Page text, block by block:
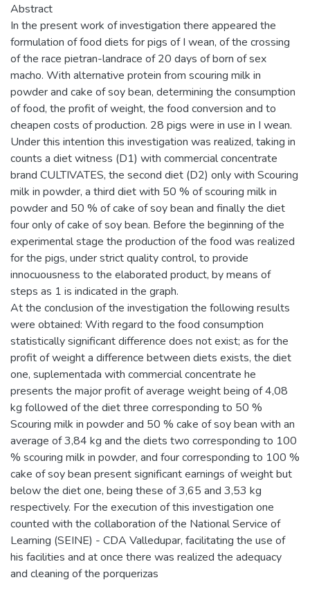
Abstract
In the present work of investigation there appeared the
formulation of food diets for pigs of I wean, of the crossing
of the race pietran-landrace of 20 days of born of sex
macho. With alternative protein from scouring milk in
powder and cake of soy bean, determining the consumption
of food, the profit of weight, the food conversion and to
cheapen costs of production. 28 pigs were in use in I wean.
Under this intention this investigation was realized, taking in
counts a diet witness (D1) with commercial concentrate
brand CULTIVATES, the second diet (D2) only with Scouring
milk in powder, a third diet with 50 % of scouring milk in
powder and 50 % of cake of soy bean and finally the diet
four only of cake of soy bean. Before the beginning of the
experimental stage the production of the food was realized
for the pigs, under strict quality control, to provide
innocuousness to the elaborated product, by means of
steps as 1 is indicated in the graph.
At the conclusion of the investigation the following results
were obtained: With regard to the food consumption
statistically significant difference does not exist; as for the
profit of weight a difference between diets exists, the diet
one, suplementada with commercial concentrate he
presents the major profit of average weight being of 4,08
kg followed of the diet three corresponding to 50 %
Scouring milk in powder and 50 % cake of soy bean with an
average of 3,84 kg and the diets two corresponding to 100
% scouring milk in powder, and four corresponding to 100 %
cake of soy bean present significant earnings of weight but
below the diet one, being these of 3,65 and 3,53 kg
respectively. For the execution of this investigation one
counted with the collaboration of the National Service of
Learning (SEINE) - CDA Valledupar, facilitating the use of
his facilities and at once there was realized the adequacy
and cleaning of the porquerizas